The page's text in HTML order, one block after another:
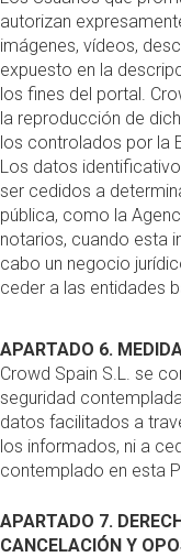
autorizan
imágenes, vídeos,
expuesto en la
los fines del portal.
la reproducción de
los controlados por la
Los datos
ser cedidos a
pública, como la
notarios, cuando esta
cabo un negocio
ceder a las entidades
APARTADO 6.
Crowd Spain S.L. se
seguridad
datos facilitados a
los informados, ni a
contemplado en esta
APARTADO 7.
CANCELACIÓN Y